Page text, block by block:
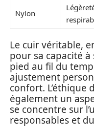
Nylon
Le cuir véritable,
pour sa capacité à
pied au fil du
ajustement
confort. L’éthique
également un
se concentre sur
responsables et